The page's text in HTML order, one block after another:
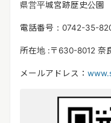
県営平城宮跡歴史公園
電話番号：0742-35-
所在地 :〒630-8012 奈
メールアドレス：